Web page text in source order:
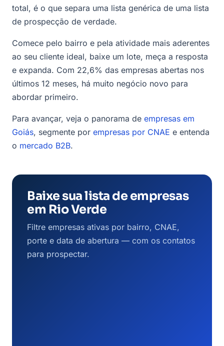
total, é o que separa uma lista genérica de uma lista
de prospecção de verdade.
Comece pelo bairro e pela atividade mais aderentes
ao seu cliente ideal, baixe um lote, meça a resposta
e expanda. Com 22,6% das empresas abertas nos
últimos 12 meses, há muito negócio novo para
abordar primeiro.
Para avançar, veja o panorama de empresas em
Goiás, segmente por empresas por CNAE e entenda
o mercado B2B.
Baixe sua lista de empresas
em Rio Verde
Filtre empresas ativas por bairro, CNAE,
porte e data de abertura — com os contatos
para prospectar.